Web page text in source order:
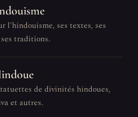
l'hindouisme, ses textes, ses
traditions.
de divinités hindoues,
et autres.